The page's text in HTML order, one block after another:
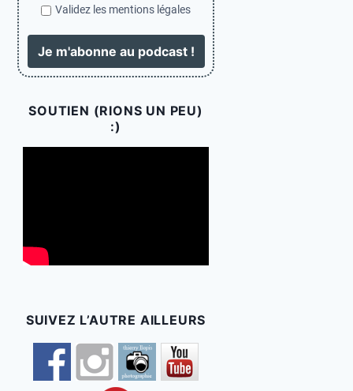
Validez les mentions légales
SOUTIEN (RIONS UN PEU)
:)
SUIVEZ L’AUTRE AILLEURS